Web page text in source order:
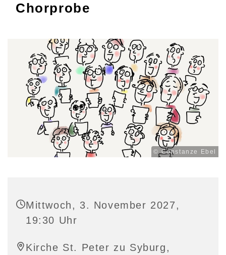
Chorprobe
© Constanze Ebel
Mittwoch, 3. November 2027,
19:30 Uhr
Kirche St. Peter zu Syburg,